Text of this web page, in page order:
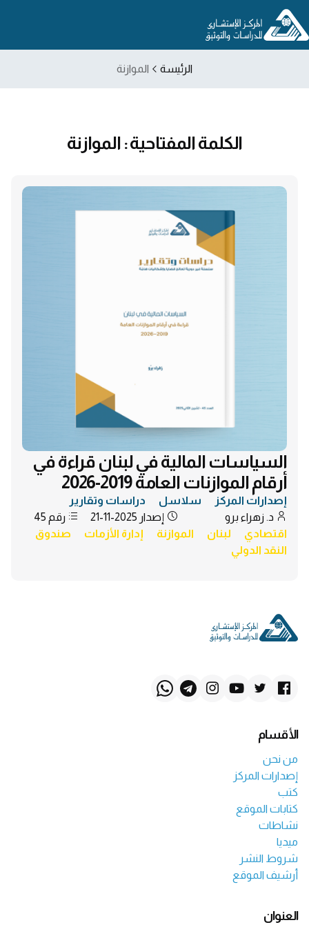
الرئيسة الموازنة
الكلمة المفتاحية : الموازنة
السياسات المالية في لبنان قراءة في
أرقام الموازنات العامة 2019-2026
إصدارات المركز سلاسل
دراسات وتقارير
د. زهراء برو
إصدار رقم
اقتصادي
لبنان الموازنة إدارة الأزمات
صندوق
النقد الدولي
الأقسام
من نحن
إصدارات المركز
كتب
كتابات الموقع
نشاطات
ميديا
شروط النشر
أرشيف الموقع
العنوان